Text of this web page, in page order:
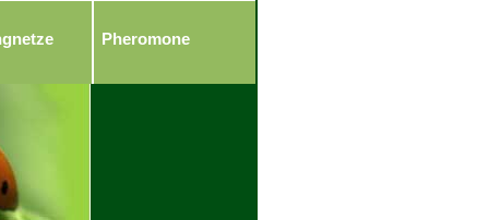
Pheromone